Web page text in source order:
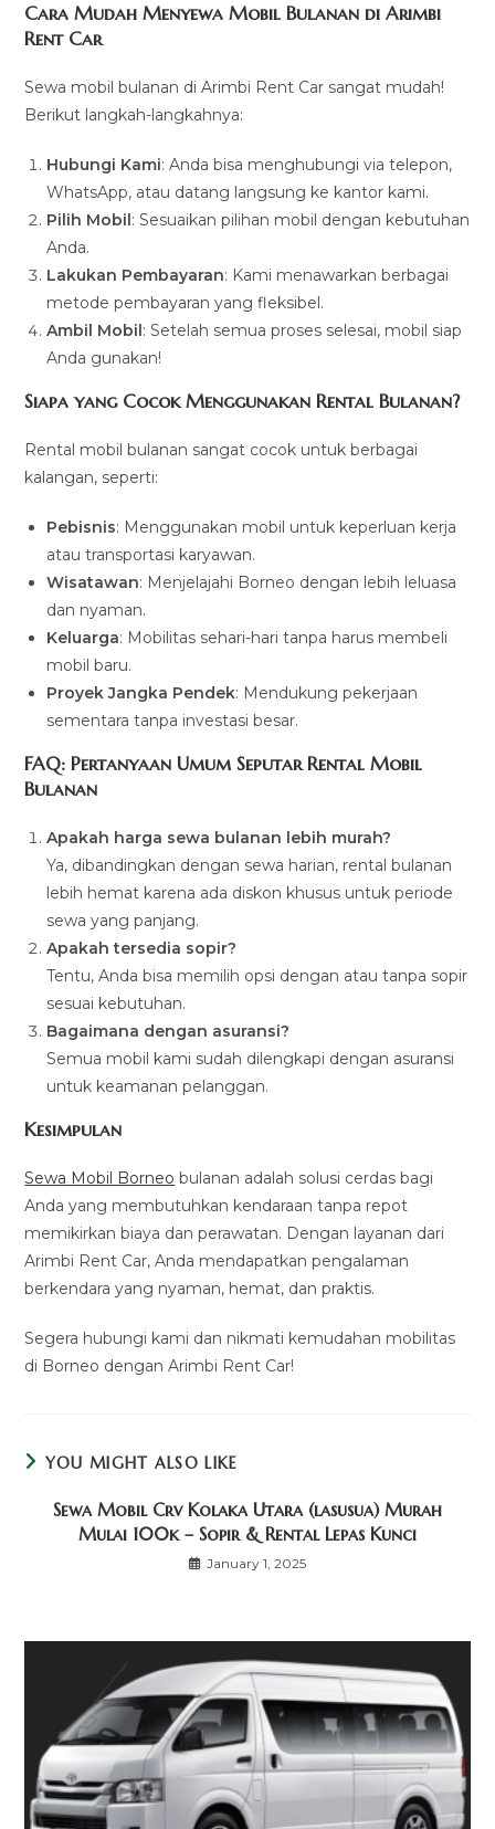
Cara Mudah Menyewa Mobil Bulanan di Arimbi
Rent Car
Sewa mobil bulanan di Arimbi Rent Car sangat mudah!
Berikut langkah-langkahnya:
Hubungi Kami: Anda bisa menghubungi via telepon,
WhatsApp, atau datang langsung ke kantor kami.
Pilih Mobil: Sesuaikan pilihan mobil dengan kebutuhan
Anda.
Lakukan Pembayaran: Kami menawarkan berbagai
metode pembayaran yang fleksibel.
Ambil Mobil: Setelah semua proses selesai, mobil siap
Anda gunakan!
Siapa yang Cocok Menggunakan Rental Bulanan?
Rental mobil bulanan sangat cocok untuk berbagai
kalangan, seperti:
Pebisnis: Menggunakan mobil untuk keperluan kerja
atau transportasi karyawan.
Wisatawan: Menjelajahi Borneo dengan lebih leluasa
dan nyaman.
Keluarga: Mobilitas sehari-hari tanpa harus membeli
mobil baru.
Proyek Jangka Pendek: Mendukung pekerjaan
sementara tanpa investasi besar.
FAQ: Pertanyaan Umum Seputar Rental Mobil
Bulanan
Apakah harga sewa bulanan lebih murah?
Ya, dibandingkan dengan sewa harian, rental bulanan
lebih hemat karena ada diskon khusus untuk periode
sewa yang panjang.
Apakah tersedia sopir?
Tentu, Anda bisa memilih opsi dengan atau tanpa sopir
sesuai kebutuhan.
Bagaimana dengan asuransi?
Semua mobil kami sudah dilengkapi dengan asuransi
untuk keamanan pelanggan.
Kesimpulan
Sewa Mobil Borneo bulanan adalah solusi cerdas bagi
Anda yang membutuhkan kendaraan tanpa repot
memikirkan biaya dan perawatan. Dengan layanan dari
Arimbi Rent Car, Anda mendapatkan pengalaman
berkendara yang nyaman, hemat, dan praktis.
Segera hubungi kami dan nikmati kemudahan mobilitas
di Borneo dengan Arimbi Rent Car!
YOU MIGHT ALSO LIKE
Sewa Mobil Crv Kolaka Utara (lasusua) Murah
Mulai 100k – Sopir & Rental Lepas Kunci
January 1, 2025